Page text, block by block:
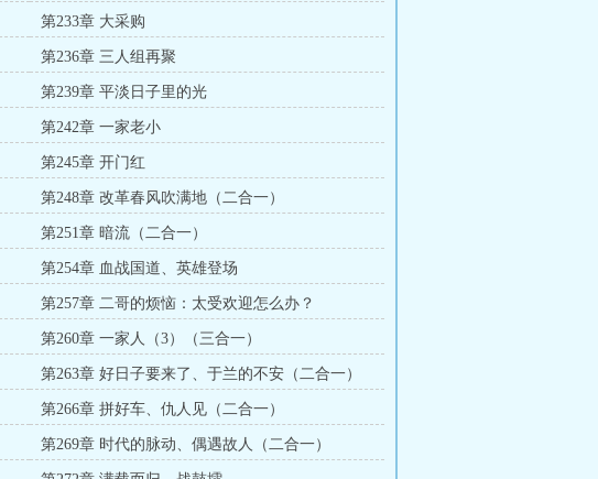
第233章 大采购
第236章 三人组再聚
第239章 平淡日子里的光
第242章 一家老小
第245章 开门红
第248章 改革春风吹满地（二合一）
第251章 暗流（二合一）
第254章 血战国道、英雄登场
第257章 二哥的烦恼：太受欢迎怎么办？
第260章 一家人（3）（三合一）
第263章 好日子要来了、于兰的不安（二合一）
第266章 拼好车、仇人见（二合一）
第269章 时代的脉动、偶遇故人（二合一）